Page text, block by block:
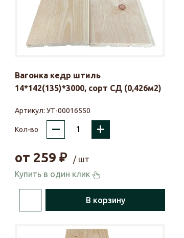
Вагонка кедр штиль
14*142(135)*3000, сорт СД (0,426м2)
Артикул:УТ-00016550
Кол-во – +
от259 ₽
/ шт
Купить в один клик
В корзину